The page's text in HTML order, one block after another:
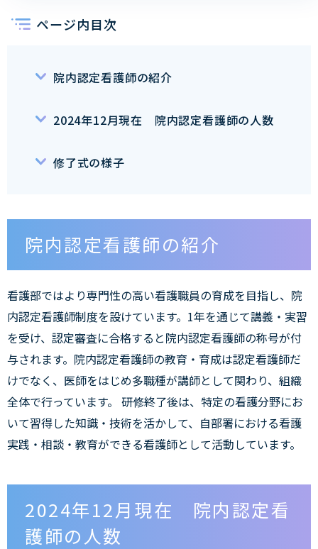
ページ内目次
院内認定看護師の紹介
2024年12月現在 院内認定看護師の人数
修了式の様子
院内認定看護師の紹介
看護部ではより専門性の高い看護職員の育成を目指し、院
内認定看護師制度を設けています。1年を通じて講義・実習
を受け、認定審査に合格すると院内認定看護師の称号が付
与されます。院内認定看護師の教育・育成は認定看護師だ
けでなく、医師をはじめ多職種が講師として関わり、組織
全体で行っています。 研修終了後は、特定の看護分野にお
いて習得した知識・技術を活かして、自部署における看護
実践・相談・教育ができる看護師として活動しています。
2024年12月現在 院内認定看
護師の人数